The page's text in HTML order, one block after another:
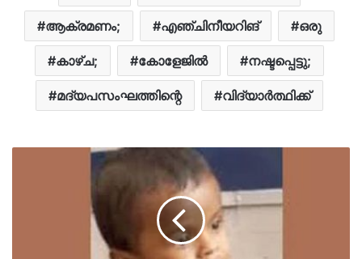
ആക്രമണം; എഞ്ചിനീയറിങ് ഒരു
കാഴ്ച; കോളേജിൽ നഷ്ടപ്പെട്ടു;
മദ്യപസംഘത്തിന്റെ വിദ്യാര്‍ത്ഥിക്ക്